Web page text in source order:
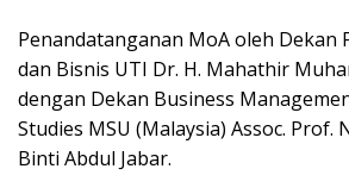
Penandatanganan MoA oleh Dekan
dan Bisnis UTI Dr. H. Mahathir
dengan Dekan Business
Studies MSU (Malaysia) Assoc. Prof.
Binti Abdul Jabar.